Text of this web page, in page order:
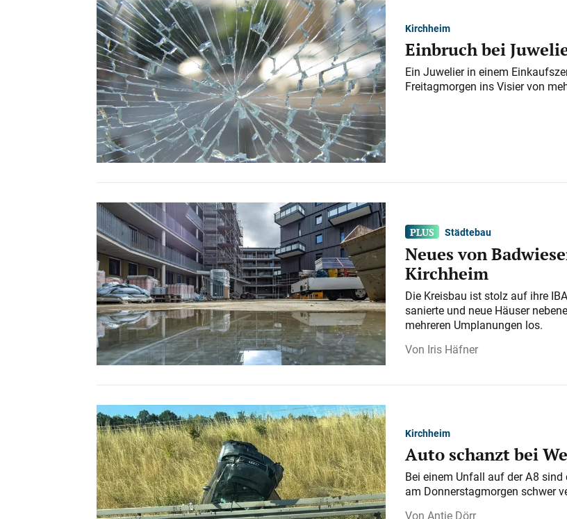
Kirchheim
Einbruch bei
Ein Juwelier in einem
Freitagmorgen ins Visier von
Städtebau
Neues von
Kirchheim
Die Kreisbau ist stolz auf ihre
sanierte und neue Häuser
mehreren Umplanungen los.
Iris Häfner
Kirchheim
Auto schanzt bei
Bei einem Unfall auf der A 8
am Donnerstagmorgen schwer
Antje Dörr